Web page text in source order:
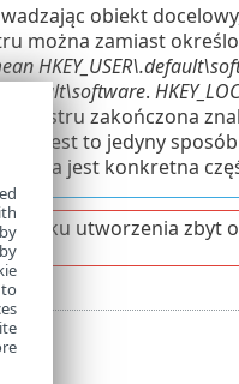
obiekt
można zamiast
.
rejestru zakończona
Jest to jedyny
jest konkretna
utworzenia zbyt